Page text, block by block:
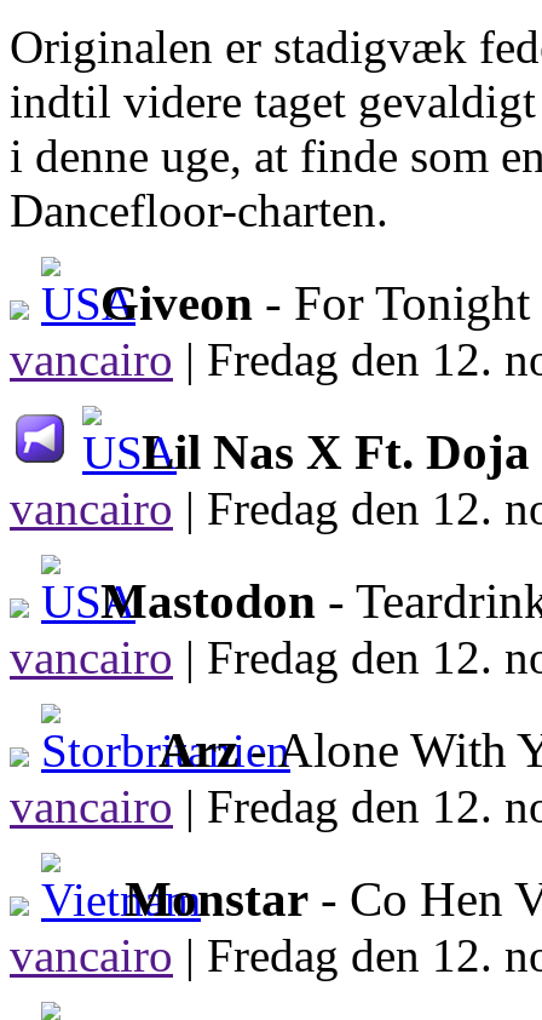
Originalen er stadigvæk
indtil videre taget
i denne uge, at finde som
Dancefloor-charten.
Giveon - For Tonight
vancairo | Fredag den 12.
Lil Nas X Ft. Doja
vancairo | Fredag den 12.
Mastodon -
vancairo | Fredag den 12.
Arz- Alone With
vancairo | Fredag den 12.
Monstar - Co Hen
vancairo | Fredag den 12.